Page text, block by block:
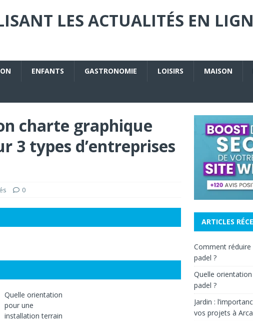
LES ACTUALITÉS EN
ENFANTS GASTRONOMIE LOISIRS MAISON
charte graphique
3 types d’entreprises
0
Quelle orientation
pour une
installation terrain
ARTICLES
Comment
padel ?
Quelle
padel ?
Jardin :
vos projets à